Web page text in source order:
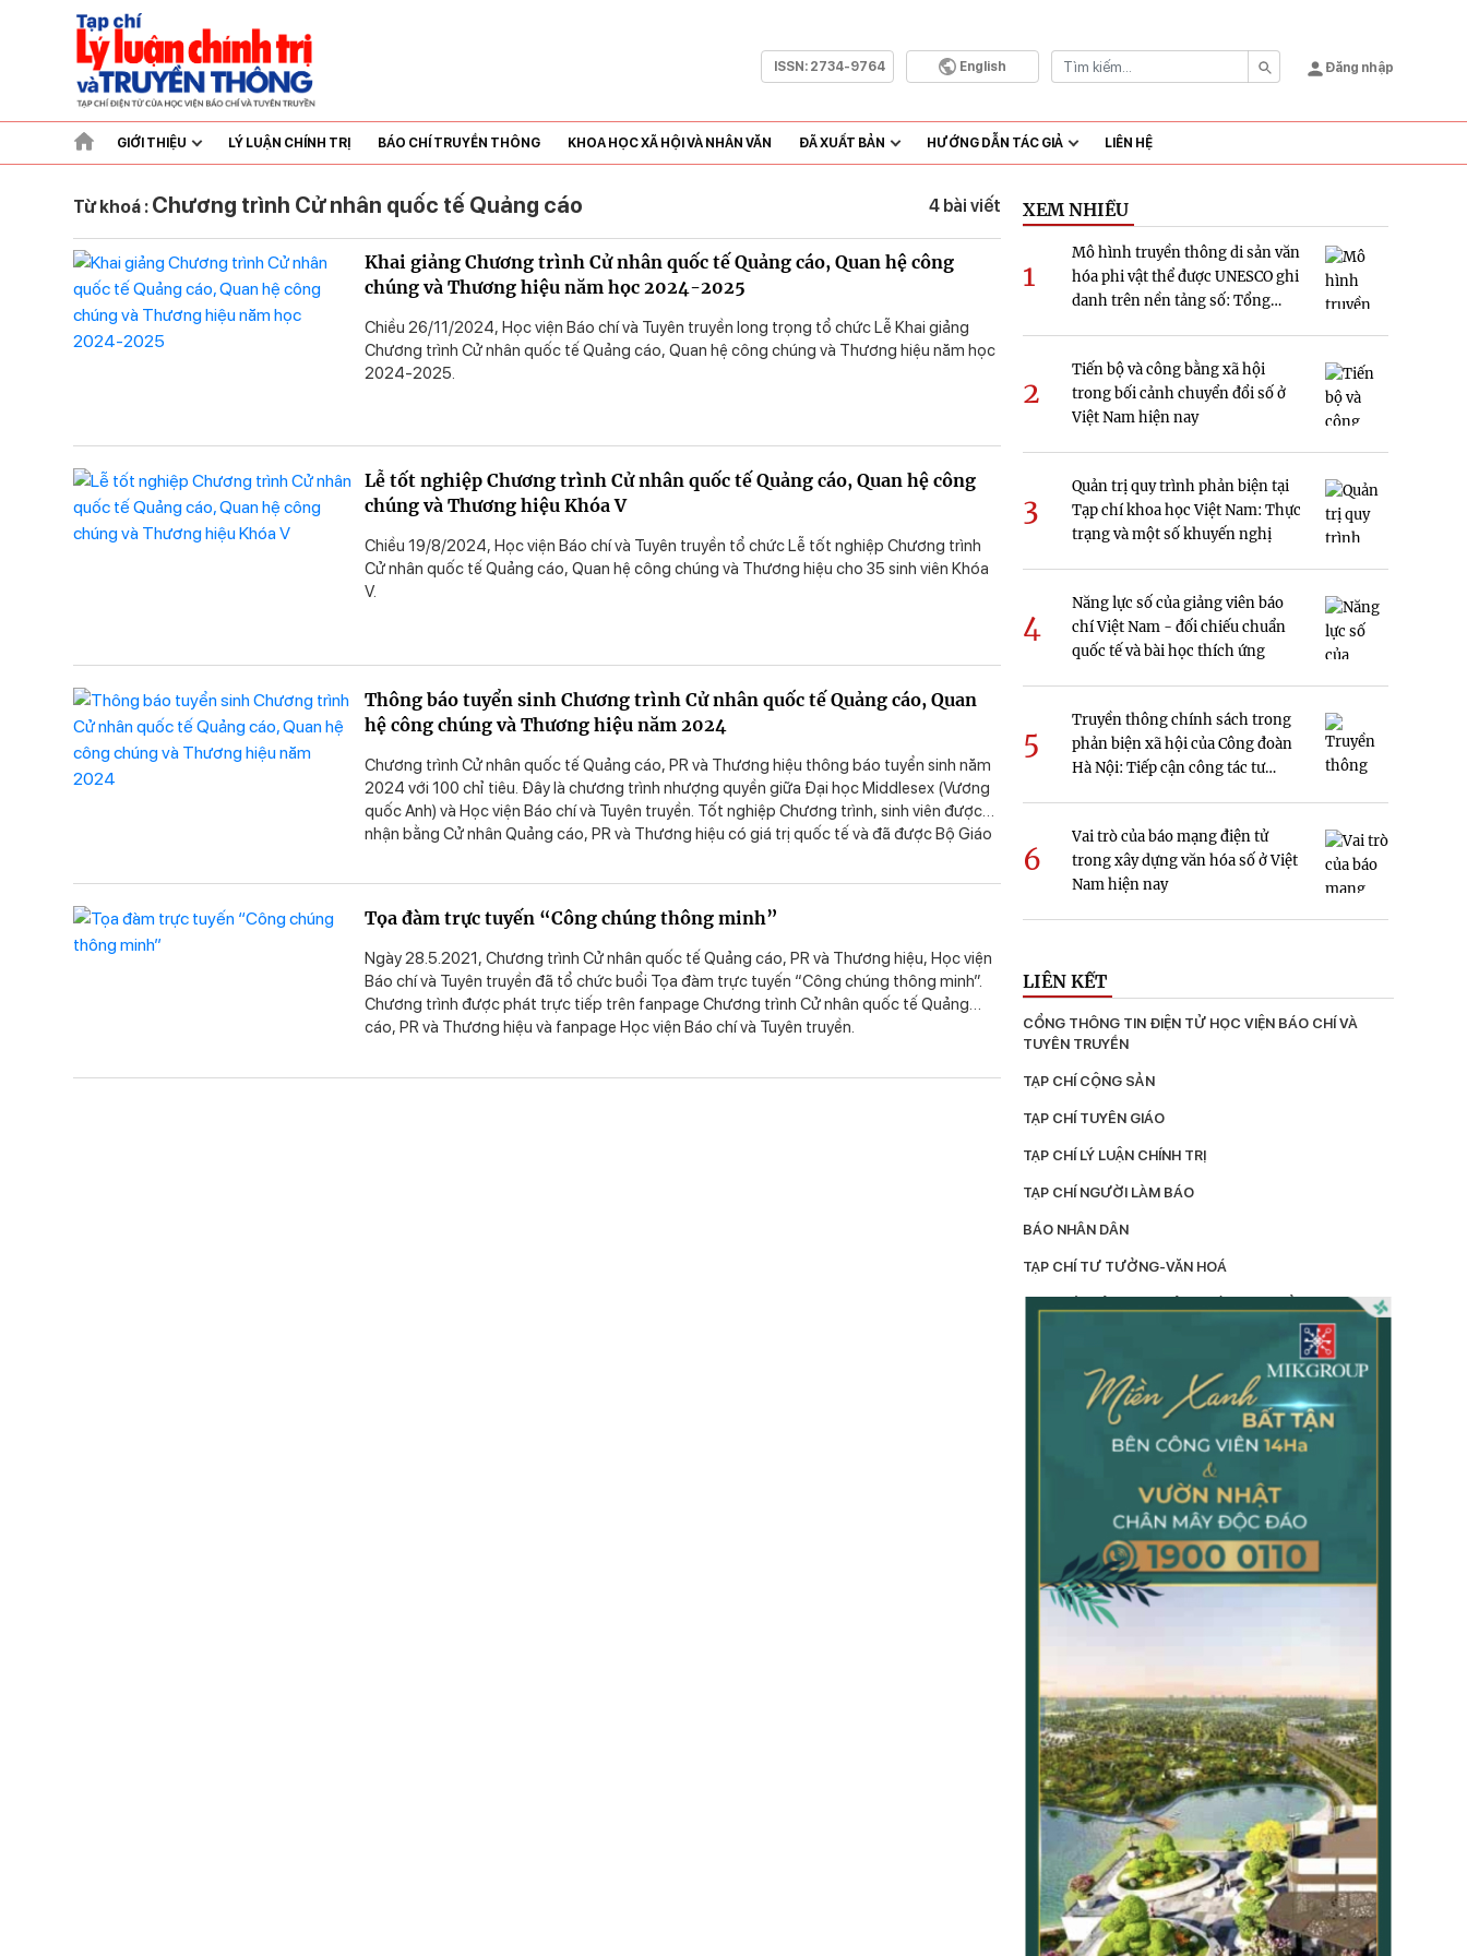
ISSN: 2734-9764 English Đăng nhập
GIỚI THIỆU LÝ LUẬN CHÍNH TRỊ BÁO CHÍ TRUYỀN THÔNG KHOA HỌC XÃ HỘI VÀ NHÂN VĂN ĐÃ XUẤT BẢN HƯỚNG DẪN TÁC GIẢ LIÊN HỆ
Từ khoá : Chương trình Cử nhân quốc tế Quảng cáo 4 bài viết
Khai giảng Chương trình Cử nhân quốc tế Quảng cáo, Quan hệ công
chúng và Thương hiệu năm học 2024-2025
Chiều 26/11/2024, Học viện Báo chí và Tuyên truyền long trọng tổ chức Lễ Khai giảng
Chương trình Cử nhân quốc tế Quảng cáo, Quan hệ công chúng và Thương hiệu năm học
2024-2025.
Lễ tốt nghiệp Chương trình Cử nhân quốc tế Quảng cáo, Quan hệ công
chúng và Thương hiệu Khóa V
Chiều 19/8/2024, Học viện Báo chí và Tuyên truyền tổ chức Lễ tốt nghiệp Chương trình
Cử nhân quốc tế Quảng cáo, Quan hệ công chúng và Thương hiệu cho 35 sinh viên Khóa
V.
Thông báo tuyển sinh Chương trình Cử nhân quốc tế Quảng cáo, Quan
hệ công chúng và Thương hiệu năm 2024
Chương trình Cử nhân quốc tế Quảng cáo, PR và Thương hiệu thông báo tuyển sinh năm
2024 với 100 chỉ tiêu. Đây là chương trình nhượng quyền giữa Đại học Middlesex (Vương
quốc Anh) và Học viện Báo chí và Tuyên truyền. Tốt nghiệp Chương trình, sinh viên được
nhận bằng Cử nhân Quảng cáo, PR và Thương hiệu có giá trị quốc tế và đã được Bộ Giáo
Tọa đàm trực tuyến “Công chúng thông minh”
Ngày 28.5.2021, Chương trình Cử nhân quốc tế Quảng cáo, PR và Thương hiệu, Học viện
Báo chí và Tuyên truyền đã tổ chức buổi Tọa đàm trực tuyến “Công chúng thông minh”.
Chương trình được phát trực tiếp trên fanpage Chương trình Cử nhân quốc tế Quảng
cáo, PR và Thương hiệu và fanpage Học viện Báo chí và Tuyên truyền.
XEM NHIỀU
1
Mô hình truyền thông di sản văn
hóa phi vật thể được UNESCO ghi
danh trên nền tảng số: Tổng
2
Tiến bộ và công bằng xã hội
trong bối cảnh chuyển đổi số ở
Việt Nam hiện nay
3
Quản trị quy trình phản biện tại
Tạp chí khoa học Việt Nam: Thực
trạng và một số khuyến nghị
4
Năng lực số của giảng viên báo
chí Việt Nam - đối chiếu chuẩn
quốc tế và bài học thích ứng
5
Truyền thông chính sách trong
phản biện xã hội của Công đoàn
Hà Nội: Tiếp cận công tác tư
6
Vai trò của báo mạng điện tử
trong xây dựng văn hóa số ở Việt
Nam hiện nay
LIÊN KẾT
CỔNG THÔNG TIN ĐIỆN TỬ HỌC VIỆN BÁO CHÍ VÀ
TUYÊN TRUYỀN
TẠP CHÍ CỘNG SẢN
TẠP CHÍ TUYÊN GIÁO
TẠP CHÍ LÝ LUẬN CHÍNH TRỊ
TẠP CHÍ NGƯỜI LÀM BÁO
BÁO NHÂN DÂN
TẠP CHÍ TƯ TƯỞNG-VĂN HOÁ
TẠP CHÍ KIỂM TRA
TẠP CHÍ XÂY DỰNG ĐẢNG
TẠP CHÍ DÂN VẬN
TẠP CHÍ GIÁO DỤC LÝ LUẬN
TẠP CHÍ KHOA HỌC CHÍNH TRỊ